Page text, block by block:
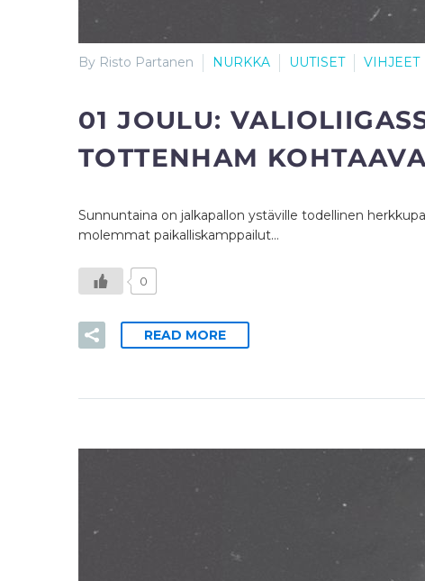
By Risto Partanen NURKKA UUTISET VIHJEET
01 JOULU:
TOTTENHAM
Sunnuntaina on jalkapallon ystäville todellinen
molemmat paikalliskamppailut…
0
READ MORE